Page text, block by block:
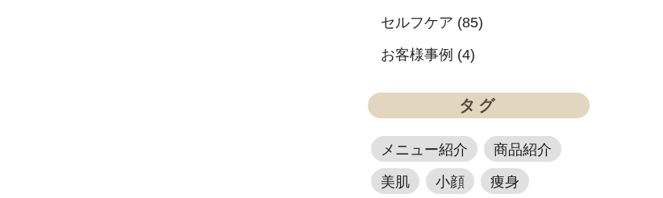
セルフケア (85)
お客様事例 (4)
タグ
メニュー紹介
商品紹介
美肌
小顔
痩身